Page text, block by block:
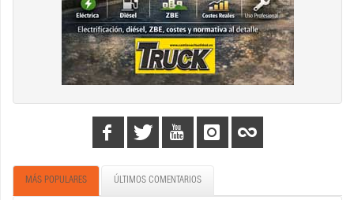
MÁS POPULARES ÚLTIMOS COMENTARIOS